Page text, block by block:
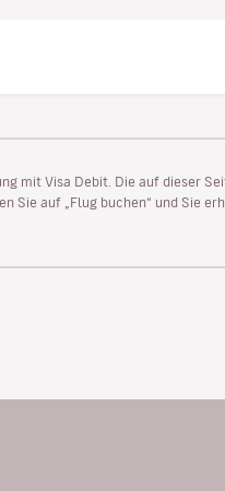
mit Visa Debit. Die auf dieser
auf „Flug buchen“ und Sie